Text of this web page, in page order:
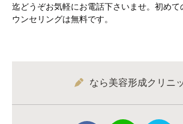
迄どうぞお気軽にお電話下さいませ。初めて
ウンセリングは無料です。
なら美容形成クリニ